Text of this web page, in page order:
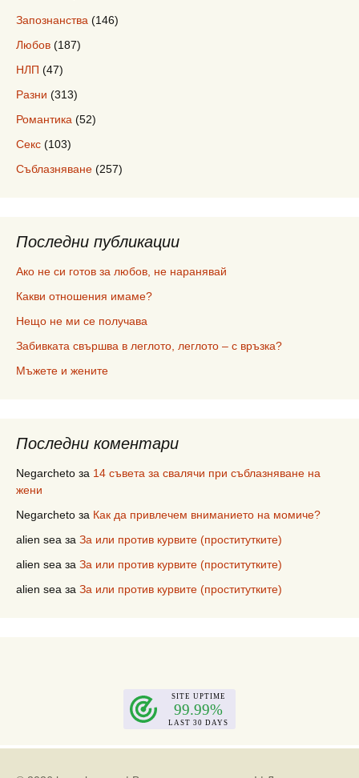
Запознанства (146)
Любов (187)
НЛП (47)
Разни (313)
Романтика (52)
Секс (103)
Съблазняване (257)
Последни публикации
Ако не си готов за любов, не наранявай
Какви отношения имаме?
Нещо не ми се получава
Забивката свършва в леглото, леглото – с връзка?
Мъжете и жените
Последни коментари
Negarcheto за 14 съвета за свалячи при съблазняване на
жени
Negarcheto за Как да привлечем вниманието на момиче?
alien sea за За или против курвите (проститутките)
alien sea за За или против курвите (проститутките)
alien sea за За или против курвите (проститутките)